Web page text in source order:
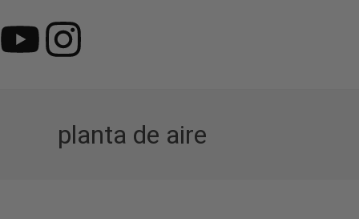
planta de aire